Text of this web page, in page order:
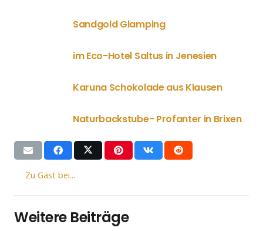
Sandgold Glamping
im Eco-Hotel Saltus in Jenesien
Karuna Schokolade aus Klausen
Naturbackstube- Profanter in Brixen
Zu Gast bei...
Weitere Beiträge